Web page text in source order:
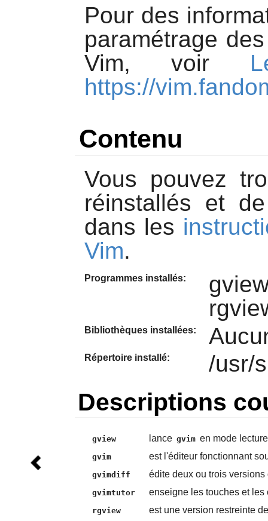
Pour des
paramétrage
Vim, voir
https://
Contenu
Vous pouvez
réinstallés et
dans les
Vim.
Programmes installés:
Bibliothèques installées:
Répertoire installé: /usr/
Descriptions
gview lance gvim en mode
gvim est l'éditeur fonctionnant
gvimdiff édite deux ou trois
gvimtutor enseigne les touches et
rgview est une version restreinte